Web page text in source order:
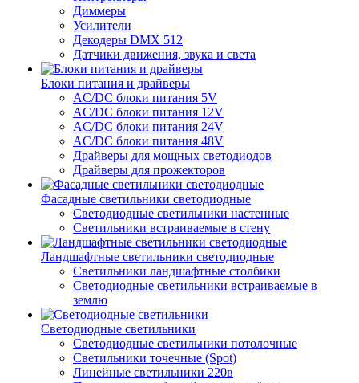
Диммеры
Усилители
Декодеры DMX 512
Датчики движения, звука и света
Блоки питания и драйверы
AC/DC блоки питания 5V
AC/DC блоки питания 12V
AC/DC блоки питания 24V
AC/DC блоки питания 48V
Драйверы для мощных светодиодов
Драйверы для прожекторов
Фасадные светильники светодиодные
Светодиодные светильники настенные
Светильники встраиваемые в стену
Ландшафтные светильники светодиодные
Светильники ландшафтные столбики
Светодиодные светильники встраиваемые в
землю
Светодиодные светильники
Светодиодные светильники потолочные
Светильники точечные (Spot)
Линейные светильники 220в